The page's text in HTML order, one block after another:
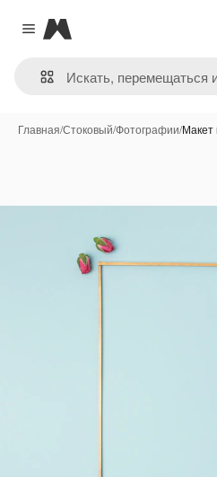
Close menu
Magnific
Главная/Стоковый/Фотографии/Макет